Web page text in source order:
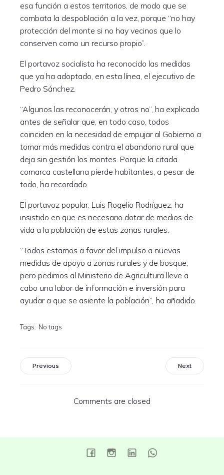
esa función a estos territorios, de modo que se
combata la despoblación a la vez, porque “no hay
protección del monte si no hay vecinos que lo
conserven como un recurso propio”.
El portavoz socialista ha reconocido las medidas
que ya ha adoptado, en esta línea, el ejecutivo de
Pedro Sánchez.
“Algunos las reconocerán, y otros no”, ha explicado
antes de señalar que, en todo caso, todos
coinciden en la necesidad de empujar al Gobierno a
tomar más medidas contra el abandono rural que
deja sin gestión los montes. Porque la citada
comarca castellana pierde habitantes, a pesar de
todo, ha recordado.
El portavoz popular, Luis Rogelio Rodríguez, ha
insistido en que es necesario dotar de medios de
vida a la población de estas zonas rurales.
“Todos estamos a favor del impulso a nuevas
medidas de apoyo a zonas rurales y de bosque,
pero pedimos al Ministerio de Agricultura lleve a
cabo una labor de información e inversión para
ayudar a que se asiente la población”, ha añadido.
Tags: No tags
Previous Next
Comments are closed